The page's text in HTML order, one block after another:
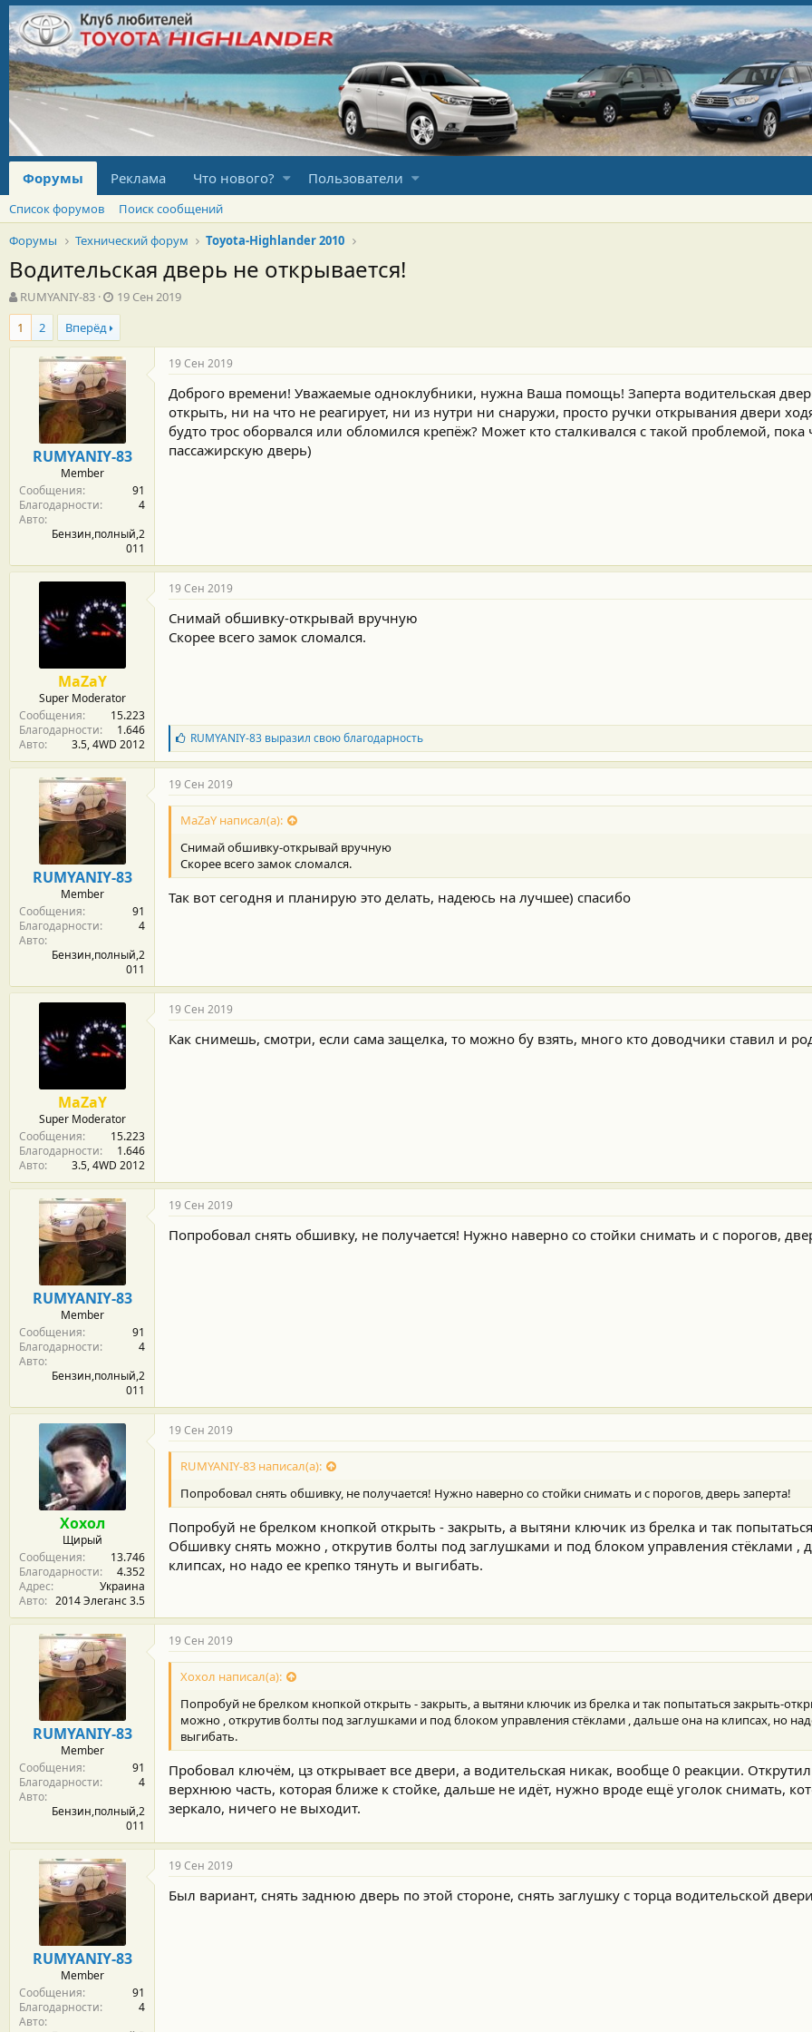
Форумы Реклама Что нового? Пользователи
Список форумов
Поиск сообщений
Форумы
Технический форум Toyota-Highlander 2010
Водительская дверь не открывается!
А
в
т
о
RUMYANIY-83
Д
а
а
н
а
ч
а
л
а
19 Сен 2019
1
2 Вперёд
RUMYANIY-83
Member
Сообщения
91
Благодарности
4
Авто
Бензин,полный,2
011
19 Сен 2019
Доброго времени! Уважаемые одноклубники, нужна Ваша помощь! Заперта водительская
открыть, ни на что не реагирует, ни из нутри ни снаружи, просто ручки открывания двери
будто трос оборвался или обломился крепёж? Может кто сталкивался с такой проблемой, пока
пассажирскую дверь)
MaZaY
Super Moderator
Сообщения
15.223
Благодарности
1.646
Авто
3.5, 4WD 2012
19 Сен 2019
Снимай обшивку-открывай вручную
Скорее всего замок сломался.
Б
л
а
г
о
д
а
н
о
с
т
RUMYANIY-83выразил свою благодарность
RUMYANIY-83
Member
Сообщения
91
Благодарности
4
Авто
Бензин,полный,2
011
19 Сен 2019
MaZaY написал(а):
Снимай обшивку-открывай вручную
Скорее всего замок сломался.
Так вот сегодня и планирую это делать, надеюсь на лучшее) спасибо
MaZaY
Super Moderator
Сообщения
15.223
Благодарности
1.646
Авто
3.5, 4WD 2012
19 Сен 2019
Как снимешь, смотри, если сама защелка, то можно бу взять, много кто доводчики ставил и
RUMYANIY-83
Member
Сообщения
91
Благодарности
4
Авто
Бензин,полный,2
011
19 Сен 2019
Попробовал снять обшивку, не получается! Нужно наверно со стойки снимать и с порогов,
Хохол
Щирый
Сообщения
13.746
Благодарности
4.352
Адрес
Украина
Авто
2014 Элеганс 3.5
19 Сен 2019
RUMYANIY-83 написал(а):
Попробовал снять обшивку, не получается! Нужно наверно со стойки снимать и с порогов, дверь заперта!
Попробуй не брелком кнопкой открыть - закрыть, а вытяни ключик из брелка и так
Обшивку снять можно , открутив болты под заглушками и под блоком управления стёклами ,
клипсах, но надо ее крепко тянуть и выгибать.
RUMYANIY-83
Member
Сообщения
91
Благодарности
4
Авто
Бензин,полный,2
011
19 Сен 2019
Хохол написал(а):
Попробуй не брелком кнопкой открыть - закрыть, а вытяни ключик из брелка и так попытаться закрыть-
можно , открутив болты под заглушками и под блоком управления стёклами , дальше она на клипсах, но
выгибать.
Пробовал ключём, цз открывает все двери, а водительская никак, вообще 0 реакции.
верхнюю часть, которая ближе к стойке, дальше не идёт, нужно вроде ещё уголок снимать,
зеркало, ничего не выходит.
RUMYANIY-83
Member
Сообщения
91
Благодарности
4
Авто
19 Сен 2019
Был вариант, снять заднюю дверь по этой стороне, снять заглушку с торца водительской